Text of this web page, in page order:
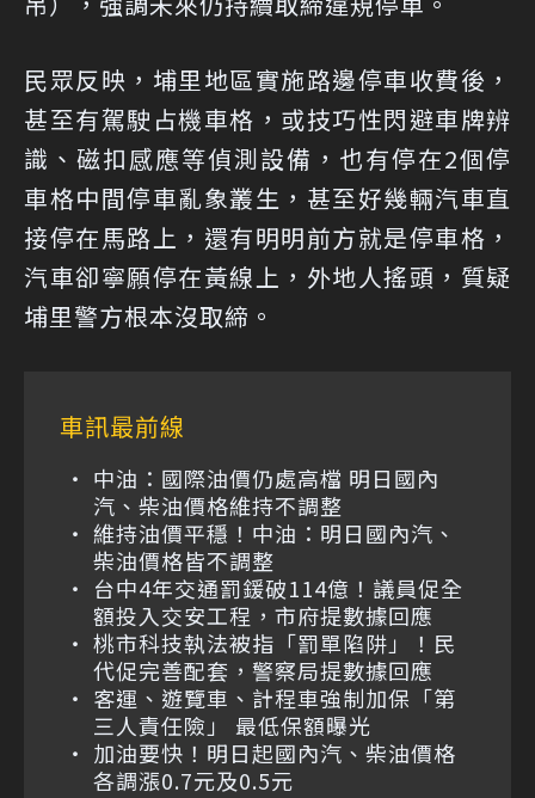
民眾反映，埔里地區實施路邊停車收費後，
甚至有駕駛占機車格，或技巧性閃避車牌辨
識、磁扣感應等偵測設備，也有停在2個停
車格中間停車亂象叢生，甚至好幾輛汽車直
接停在馬路上，還有明明前方就是停車格，
汽車卻寧願停在黃線上，外地人搖頭，質疑
埔里警方根本沒取締。
車訊最前線
中油：國際油價仍處高檔 明日國內
汽、柴油價格維持不調整
維持油價平穩！中油：明日國內汽、
柴油價格皆不調整
台中4年交通罰鍰破114億！議員促全
額投入交安工程，市府提數據回應
桃市科技執法被指「罰單陷阱」！民
代促完善配套，警察局提數據回應
客運、遊覽車、計程車強制加保「第
三人責任險」 最低保額曝光
加油要快！明日起國內汽、柴油價格
各調漲0.7元及0.5元